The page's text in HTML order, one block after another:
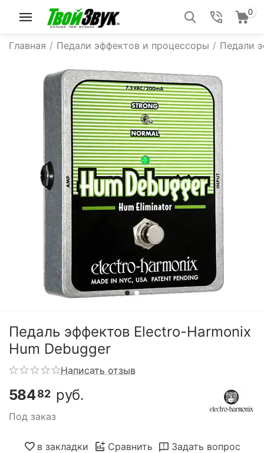
0
Главная / Педали эффектов и процессоры / Педали
Педаль эффектов Electro-Harmonix
Hum Debugger
Написать отзыв
58482 руб.
Под заказ
в закладки Сравнить Задать вопрос